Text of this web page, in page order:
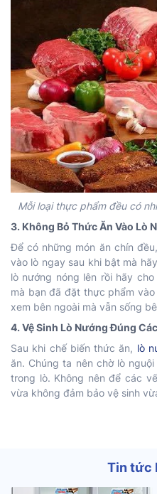
Mỗi loại thực phẩm đều có
3. Không Bỏ Thức Ăn Vào Lò
Để có những món ăn chín
vào lò ngay sau khi bật mà
lò nướng nóng lên rồi hãy
mà bạn đã đặt thực phẩm
xem bên ngoài mà vẫn sống
4. Vệ Sinh Lò Nướng Đúng
Sau khi chế biến thức ăn, lò
ăn. Chúng ta nên chờ lò
trong lò. Không nên để các
vừa không đảm bảo vệ sinh
Tin tức